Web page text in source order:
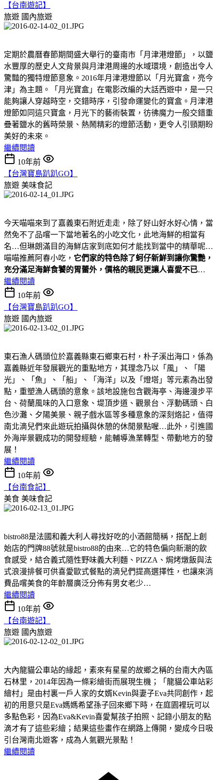
【台南遊記】
旅遊 國內旅遊
定期於農曆春節期間盛大舉行的臺南市「月津港燈節」，以鹽
水豐厚的歷史人文背景與月津港周邊的水域環境，創造出令人
驚豔的獨特燈節意象。2016年月津港燈節以「月光寶盒，亮今
津」為主題。「月光寶盒」在電影改編的大話西遊中，是一只
能夠讓人穿越時空，交錯時序，引發命運變化的寶盒。月津港
燈節如同這只寶盒，月光下的藝術裝置，彷彿魔力一般交錯重
疊著鹽水的舊時榮景、熱鬧精彩的燈節活動，更令人引頸期盼
美好的未來。
繼續閱讀
10年前
【台灣寶島趴趴GO】
旅遊 美味食記
今天喵喵來到了嘉義東石附近走走，除了好山好水好心情，當
然免不了品嚐一下當地著名的小吃文化，此地海鮮的相當有
名…但琳朗滿目的海鮮店家到底如何才能找到當中的精華呢…
喵喵推薦阿春小吃， 它們家的特色除了蚵仔新鮮到讓你驚艷，
充分滿足海鮮食饕的胃蕾外，價格的親民更讓人喜愛不已…
繼續閱讀
10年前
【台灣寶島趴趴GO】
旅遊 國內旅遊
東石漁人碼頭位於嘉義縣東石鄉東石村，朴子溪出海口，係為
嘉義縣近年發展觀光的重點地方，其理念乃以「風」、「陽
光」、「魚」、「船」、「海洋」以及「燈塔」等元素為出發
點，重塑漁人碼頭的意象。該地設施包含觀海亭、海邊漫步平
台、荷蘭風味的入口意象、堤頂步道、觀景台、浮動碼頭、白
色沙灘、夕陽美景、親子戲水區等多種意象的深刻烙記，值得
南北滴兒們來此遊玩拍攝與休憩的休閒景點喔…此外，引進國
外海岸景觀成功的開發經驗，能輔導漁業轉型、帶動地方的發
展！
繼續閱讀
10年前
【台南食記】
美食 美味食記
bistro88是法國和義大利人尋找好吃的小酒館簡稱，搭配上創
始店的門牌88號就是bistro88的由來…它的特色偏向新潮的飲
食感受，結合義式隨性野味義大利麵、PIZZA、焗烤燉飯與法
式浪漫排餐可供喜愛歐式餐點的滴兒們提高選擇性，也讓來消
費品嚐美食的年齡層廣泛分佈有男女老少…
繼續閱讀
10年前
【台南遊記】
旅遊 國內旅遊
大內龍貓公車站的緣起，素來有星星的故鄉之稱的台南大內區
石林里，2014年因為一條彩繪街而展現生機；「龍貓公車站彩
繪村」是由村裏一戶人家的女婿Kevin與妻子Eva共同創作，起
初的用意只是Eva媽媽希望孫子回來鄉下時，在庭園裡玩可以
多點色彩，因為Eva&Kevin喜愛幫孩子拍照、記錄小朋友的點
滴才有了這些彩繪；結果這些畫作在網路上傳開，變成今日吸
引台灣南北遊客，成為人氣觀光景點！
繼續閱讀